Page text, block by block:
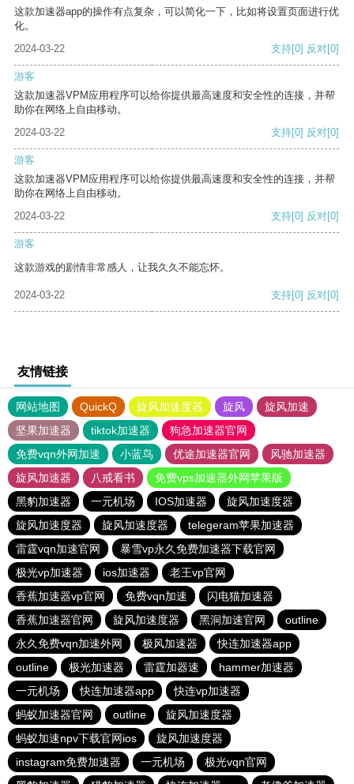
这款加速器app的操作有点复杂，可以简化一下，比如将设置页面进行优
化。
2024-03-22
支持[0] 反对[0]
游客
这款加速器VPM应用程序可以给你提供最高速度和安全性的连接，并帮
助你在网络上自由移动。
2024-03-22
支持[0] 反对[0]
游客
这款加速器VPM应用程序可以给你提供最高速度和安全性的连接，并帮
助你在网络上自由移动。
2024-03-22
支持[0] 反对[0]
游客
这款游戏的剧情非常感人，让我久久不能忘怀。
2024-03-22 支持[0] 反对[0]
友情链接
网站地图 QuickQ 旋风加速度器 旋风
旋风加速
坚果加速器
tiktok加速器
狗急加速器官网
免费vqn外网加速
小蓝鸟 优途加速器官网
风驰加速器
旋风加速器
八戒看书
免费vps加速器外网苹果版
黑豹加速器
一元机场 IOS加速器
旋风加速度器
旋风加速度器
旋风加速度器
telegeram苹果加速器
雷霆vqn加速官网
暴雪vp永久免费加速器下载官网
极光vp加速器
ios加速器
老王vp官网
香蕉加速器vp官网
免费vqn加速
闪电猫加速器
香蕉加速器官网
旋风加速度器 黑洞加速官网
outline
永久免费vqn加速外网
极风加速器
快连加速器app
outline
极光加速器 雷霆加器速
hammer加速器
一元机场
快连加速器app
快连vp加速器
蚂蚁加速器官网
outline
旋风加速度器
蚂蚁加速npv下载官网ios
旋风加速度器
instagram免费加速器
一元机场
极光vqn官网